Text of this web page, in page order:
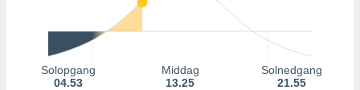
Solopgang
04.53
Middag
13.25
Solnedgang
21.55